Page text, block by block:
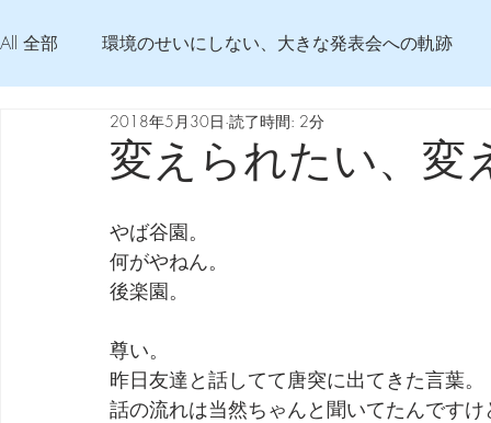
All 全部 環境のせいにしない、大きな発表会への軌跡
弦交換の記録 DTM 始める 知っておきたいコト
Imanjy Studio 使われているモノ
劇団 Avan 劇伴が出来るまでを追ったドキュメンタリー
変えられたい、変
2018年5月30日 読了時間: 2分
やば谷園。
何がやねん。
後楽園。
尊い。
昨日友達と話してて唐突に出てきた言葉。
話の流れは当然ちゃんと聞いてたんです